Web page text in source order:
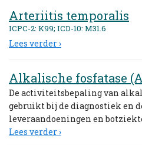
Arteriitis temporalis
ICPC-2: K99; ICD-10: M31.6
Lees verder ›
Alkalische fosfatase
De activiteitsbepaling van
gebruikt bij de diagnostiek en
leveraandoeningen en
Lees verder ›